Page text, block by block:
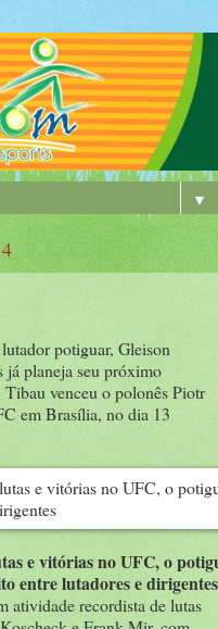
▼
potiguar, Gleison
já planeja seu próximo
venceu o polonês Piotr
em Brasília, no dia 13
e vitórias no UFC, o
entre lutadores e dirigentes
atividade recordista de lutas